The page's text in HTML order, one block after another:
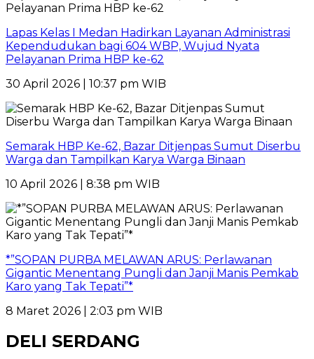
Lapas Kelas I Medan Hadirkan Layanan Administrasi
Kependudukan bagi 604 WBP, Wujud Nyata
Pelayanan Prima HBP ke-62
30 April 2026 | 10:37 pm WIB
Semarak HBP Ke-62, Bazar Ditjenpas Sumut Diserbu
Warga dan Tampilkan Karya Warga Binaan
10 April 2026 | 8:38 pm WIB
*”SOPAN PURBA MELAWAN ARUS: Perlawanan
Gigantic Menentang Pungli dan Janji Manis Pemkab
Karo yang Tak Tepati”*
8 Maret 2026 | 2:03 pm WIB
DELI SERDANG